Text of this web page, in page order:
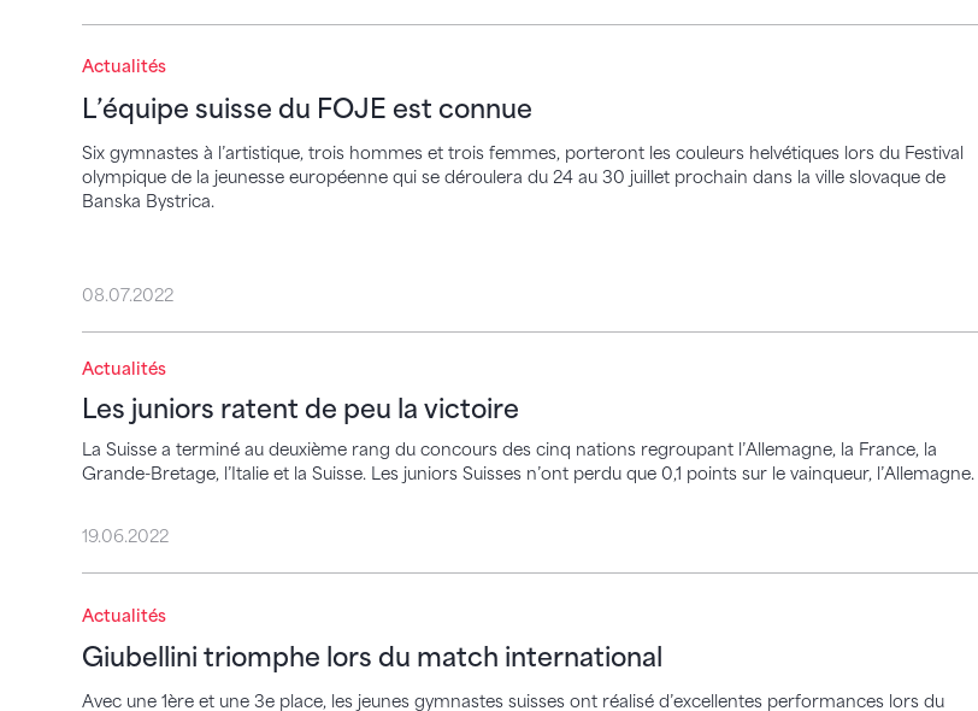
Actualités
L’équipe suisse du FOJE est connue
Six gymnastes à l’artistique, trois hommes et trois femmes, porteront les couleurs helvétiques lors du Festival
olympique de la jeunesse européenne qui se déroulera du 24 au 30 juillet prochain dans la ville slovaque de
Banska Bystrica.
L’équipe suisse du FOJE est connue
08.07.2022
Actualités
Les juniors ratent de peu la victoire
La Suisse a terminé au deuxième rang du concours des cinq nations regroupant l’Allemagne, la France, la
Grande-Bretage, l’Italie et la Suisse. Les juniors Suisses n’ont perdu que 0,1 points sur le vainqueur, l’Allemagne.
Les juniors ratent de peu la victoire
19.06.2022
Actualités
Giubellini triomphe lors du match international
Avec une 1ère et une 3e place, les jeunes gymnastes suisses ont réalisé d’excellentes performances lors du
Giubellini triomphe lors du match international